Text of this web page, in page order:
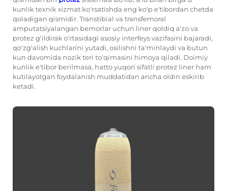
kunlik texnik xizmat ko'rsatishda eng ko'p e'tibordan chetda
qoladigan qismidir. Transtibial va transfemoral
amputatsiyalangan bemorlar uchun liner qoldiq a'zo va
protez g'ildirak o'rtasidagi asosiy interfeys vazifasini bajaradi,
qo'zg'alish kuchlarini yutadi, osilishni ta'minlaydi va butun
kun davomida nozik teri to'qimasini himoya qiladi. Doimiy
kunlik e'tibor berilmasa, hatto yuqori sifatli protez liner ham
kutilayotgan foydalanish muddatidan ancha oldin eskirib
ketadi.